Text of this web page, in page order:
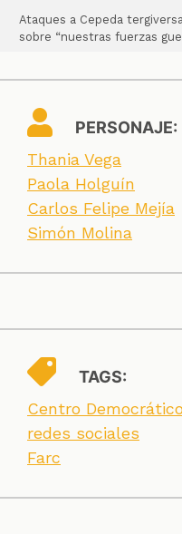
Ataques a Cepeda
sobre “nuestras fuerzas
PERSONAJE:
Thania Vega
Paola Holguín
Carlos Felipe Mejía
Simón Molina
TAGS:
Centro Democrático
redes sociales
Farc